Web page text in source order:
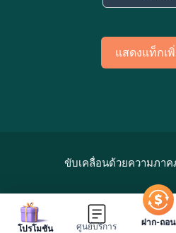
แสดงแท็กเ
ขับเคลื่อนด้วยความภาค
โปรโมชัน ศูนย์บริการ
ฝาก-ถอน